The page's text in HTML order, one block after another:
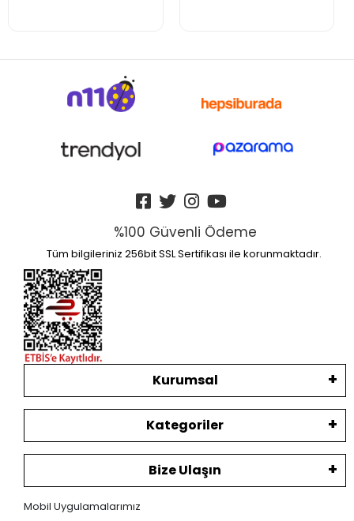
%100 Güvenli Ödeme
Tüm bilgileriniz 256bit SSL Sertifikası ile korunmaktadır.
Kurumsal
Kategoriler
Bize Ulaşın
Mobil Uygulamalarımız